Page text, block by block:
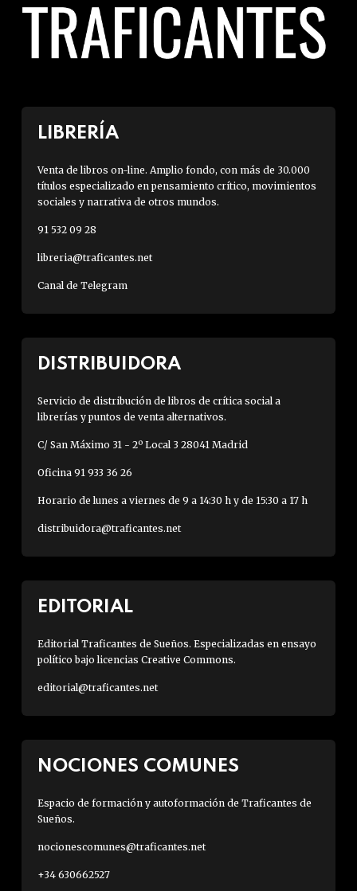
LIBRERÍA
Venta de libros on-line. Amplio fondo, con más de 30.000
títulos especializado en pensamiento crítico, movimientos
sociales y narrativa de otros mundos.
91 532 09 28
libreria@traficantes.net
Canal de Telegram
DISTRIBUIDORA
Servicio de distribución de libros de crítica social a
librerías y puntos de venta alternativos.
C/ San Máximo 31 - 2º Local 3 28041 Madrid
Oficina 91 933 36 26
Horario de lunes a viernes de 9 a 14:30 h y de 15:30 a 17 h
distribuidora@traficantes.net
EDITORIAL
Editorial Traficantes de Sueños. Especializadas en ensayo
político bajo licencias Creative Commons.
editorial@traficantes.net
NOCIONES COMUNES
Espacio de formación y autoformación de Traficantes de
Sueños.
nocionescomunes@traficantes.net
+34 630662527